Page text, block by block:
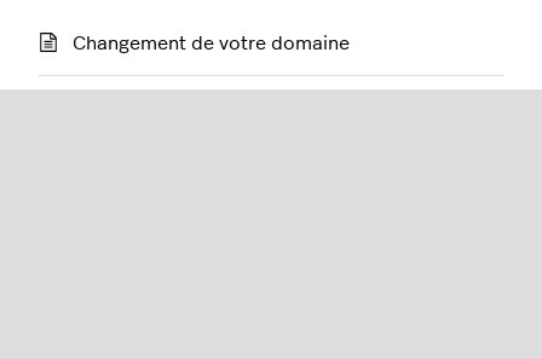
Changement de votre domaine